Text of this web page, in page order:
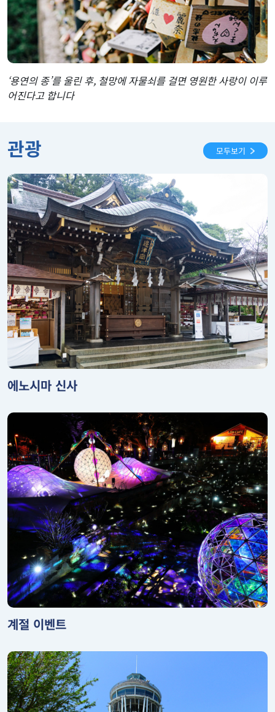
‘용연의 종’를 울린 후, 철망에 자물쇠를 걸면 영원한 사랑이 이루
어진다고 합니다
관광 모두보기
에노시마 신사
계절 이벤트